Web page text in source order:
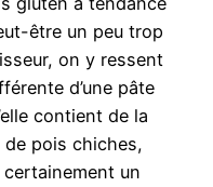
être un peu trop
on y ressent
d’une pâte
contient de la
pois chiches,
un